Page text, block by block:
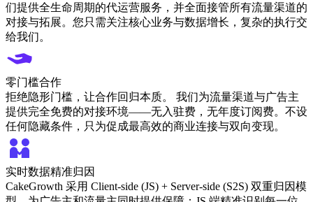
们提供全生命周期的代运营服务，并全面接管所有流量渠道的
对接与拓展。您只需关注核心业务与数据增长，复杂的执行交
给我们。
零门槛合作
拒绝隐形门槛，让合作回归本质。 我们为流量渠道与广告主
提供完全免费的对接环境——无入驻费，无年度订阅费。不设
任何隐藏条件，只为促成最高效的商业连接与双向变现。
实时数据精准归因
CakeGrowth 采用 Client-side (JS) + Server-side (S2S) 双重归因模